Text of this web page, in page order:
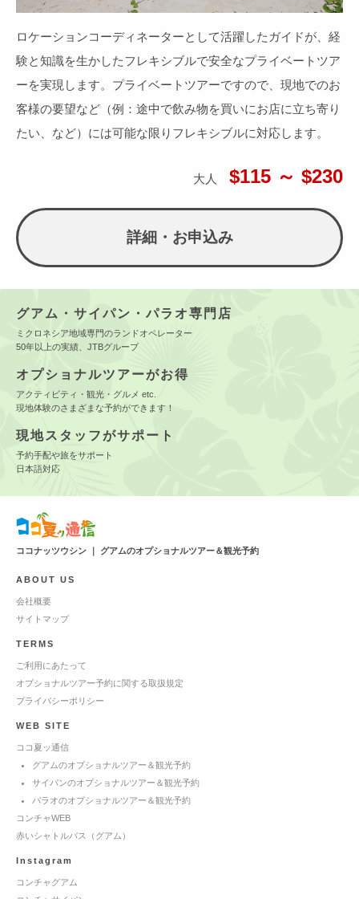
ロケーションコーディネーターとして活躍したガイドが、経
験と知識を生かしたフレキシブルで安全なプライベートツア
ーを実現します。プライベートツアーですので、現地でのお
客様の要望など（例：途中で飲み物を買いにお店に立ち寄り
たい、など）には可能な限りフレキシブルに対応します。
大人 $115 ～ $230
詳細・お申込み
グアム・サイパン・パラオ専門店
ミクロネシア地域専門のランドオペレーター
50年以上の実績、JTBグループ
オプショナルツアーがお得
アクティビティ・観光・グルメ etc.
現地体験のさまざまな予約ができます！
現地スタッフがサポート
予約手配や旅をサポート
日本語対応
ココナッツウシン ｜ グアムのオプショナルツアー＆観光予約
ABOUT US
会社概要
サイトマップ
TERMS
ご利用にあたって
オプショナルツアー予約に関する取扱規定
プライバシーポリシー
WEB SITE
ココ夏ッ通信
グアムのオプショナルツアー＆観光予約
サイパンのオプショナルツアー＆観光予約
パラオのオプショナルツアー＆観光予約
コンチャWEB
赤いシャトルバス（グアム）
Instagram
コンチャグアム